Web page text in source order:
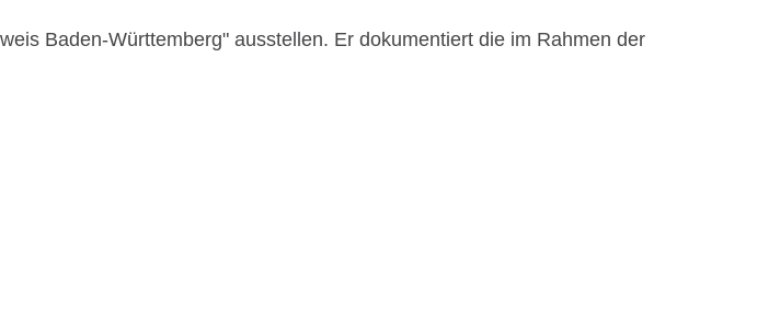
Baden-Württemberg" ausstellen. Er dokumentiert die im Rahmen der